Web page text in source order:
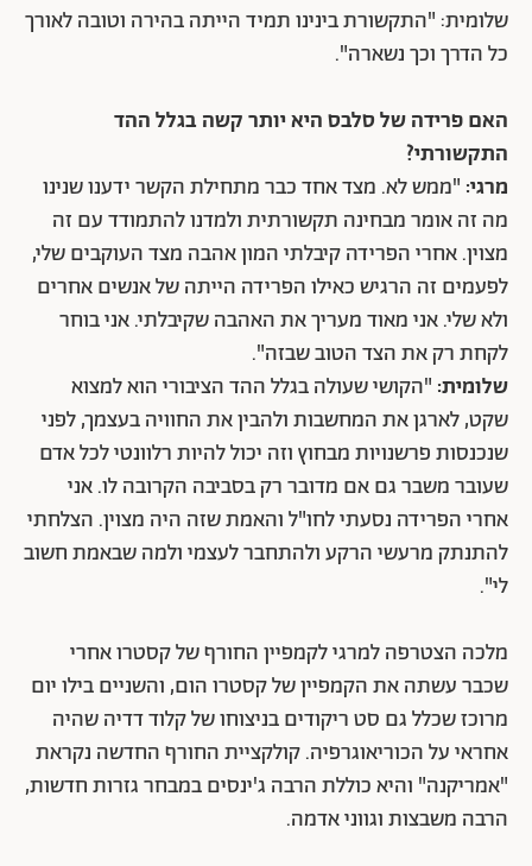
שלומית: "התקשורת בינינו תמיד הייתה בהירה וטובה לאורך
כל הדרך וכך נשארה".
האם פרידה של סלבס היא יותר קשה בגלל ההד
התקשורתי?
מרגי: "ממש לא. מצד אחד כבר מתחילת הקשר ידענו שנינו
מה זה אומר מבחינה תקשורתית ולמדנו להתמודד עם זה
מצוין. אחרי הפרידה קיבלתי המון אהבה מצד העוקבים שלי,
לפעמים זה הרגיש כאילו הפרידה הייתה של אנשים אחרים
ולא שלי. אני מאוד מעריך את האהבה שקיבלתי. אני בוחר
לקחת רק את הצד הטוב שבזה".
שלומית: "הקושי שעולה בגלל ההד הציבורי הוא למצוא
שקט, לארגן את המחשבות ולהבין את החוויה בעצמך, לפני
שנכנסות פרשנויות מבחוץ וזה יכול להיות רלוונטי לכל אדם
שעובר משבר גם אם מדובר רק בסביבה הקרובה לו. אני
אחרי הפרידה נסעתי לחו"ל והאמת שזה היה מצוין. הצלחתי
להתנתק מרעשי הרקע ולהתחבר לעצמי ולמה שבאמת חשוב
לי".
מלכה הצטרפה למרגי לקמפיין החורף של קסטרו אחרי
שכבר עשתה את הקמפיין של קסטרו הום, והשניים בילו יום
מרוכז שכלל גם סט ריקודים בניצוחו של קלוד דדיה שהיה
אחראי על הכוריאוגרפיה. קולקציית החורף החדשה נקראת
"אמריקנה" והיא כוללת הרבה ג'ינסים במבחר גזרות חדשות,
הרבה משבצות וגווני אדמה.